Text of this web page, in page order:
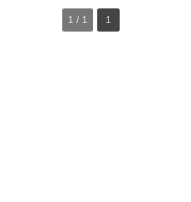
1 / 1 1